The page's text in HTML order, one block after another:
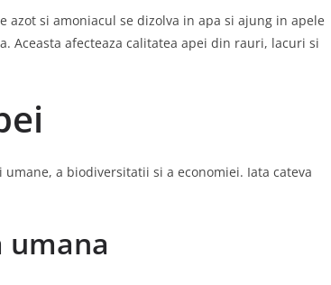
si amoniacul se dizolva in apa si ajung in apele
Aceasta afecteaza calitatea apei din rauri, lacuri si
a biodiversitatii si a economiei. Iata cateva
umana